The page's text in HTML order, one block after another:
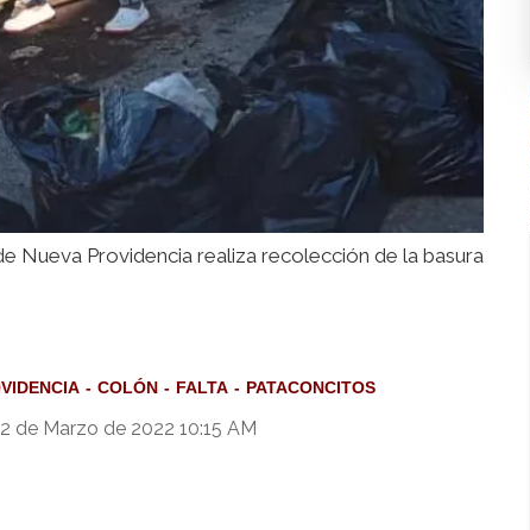
Nueva Providencia realiza recolección de la basura
COLÓN FALTA PATACONCITOS
de Marzo de 2022 10:15 AM